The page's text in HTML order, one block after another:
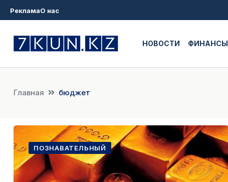
РекламаО нас
НОВОСТИ ФИНАНСЫ
Главная бюджет
ПОЗНАВАТЕЛЬНЫЙ